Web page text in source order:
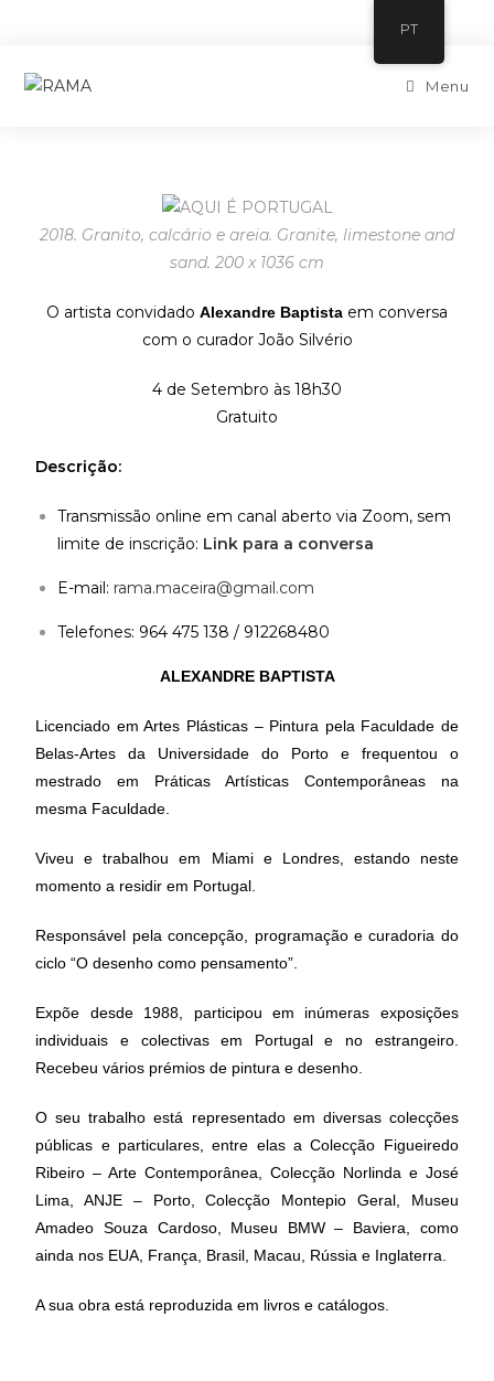
Menu
2018. Granito, calcário e areia. Granite, limestone and
sand. 200 x 1036 cm
O artista convidado Alexandre Baptista em conversa
com o curador João Silvério
4 de Setembro às 18h30
Gratuito
Descrição:
Transmissão online em canal aberto via Zoom, sem
limite de inscrição: Link para a conversa
E-mail: rama.maceira@gmail.com
Telefones: 964 475 138 / 912268480
ALEXANDRE BAPTISTA
Licenciado em Artes Plásticas – Pintura pela Faculdade de
Belas-Artes da Universidade do Porto e frequentou o
mestrado em Práticas Artísticas Contemporâneas na
mesma Faculdade.
Viveu e trabalhou em Miami e Londres, estando neste
momento a residir em Portugal.
Responsável pela concepção, programação e curadoria do
ciclo “O desenho como pensamento”.
Expõe desde 1988, participou em inúmeras exposições
individuais e colectivas em Portugal e no estrangeiro.
Recebeu vários prémios de pintura e desenho.
O seu trabalho está representado em diversas colecções
públicas e particulares, entre elas a Colecção Figueiredo
Ribeiro – Arte Contemporânea, Colecção Norlinda e José
Lima, ANJE – Porto, Colecção Montepio Geral, Museu
Amadeo Souza Cardoso, Museu BMW – Baviera, como
ainda nos EUA, França, Brasil, Macau, Rússia e Inglaterra.
A sua obra está reproduzida em livros e catálogos.
PT